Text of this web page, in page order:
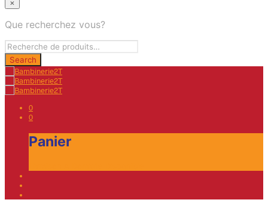
×
Que recherchez vous?
0
0
Panier